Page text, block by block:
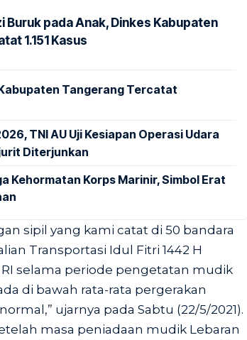
Buruk pada Anak, Dinkes Kabupaten
1.151 Kasus
Tangerang Tercatat
TNI AU Uji Kesiapan Operasi Udara
Diterjunkan
Kehormatan Korps Marinir, Simbol Erat
sipil yang kami catat di 50 bandara
Transportasi Idul Fitri 1442 H
selama periode pengetatan mudik
di bawah rata-rata pergerakan
ujarnya pada Sabtu (22/5/2021).
masa peniadaan mudik Lebaran